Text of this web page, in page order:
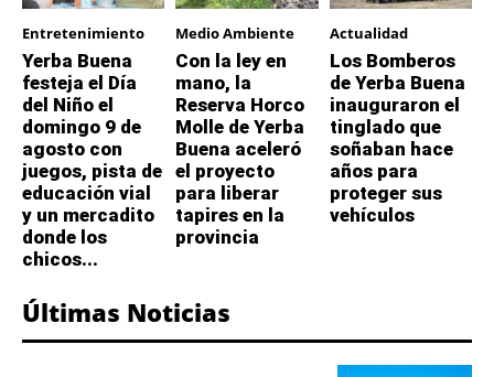
Entretenimiento
Yerba Buena
festeja el Día
del Niño el
domingo 9 de
agosto con
juegos, pista de
educación vial
y un mercadito
donde los
chicos...
Medio Ambiente
Con la ley en
mano, la
Reserva Horco
Molle de Yerba
Buena aceleró
el proyecto
para liberar
tapires en la
provincia
Actualidad
Los Bomberos
de Yerba Buena
inauguraron el
tinglado que
soñaban hace
años para
proteger sus
vehículos
Últimas Noticias